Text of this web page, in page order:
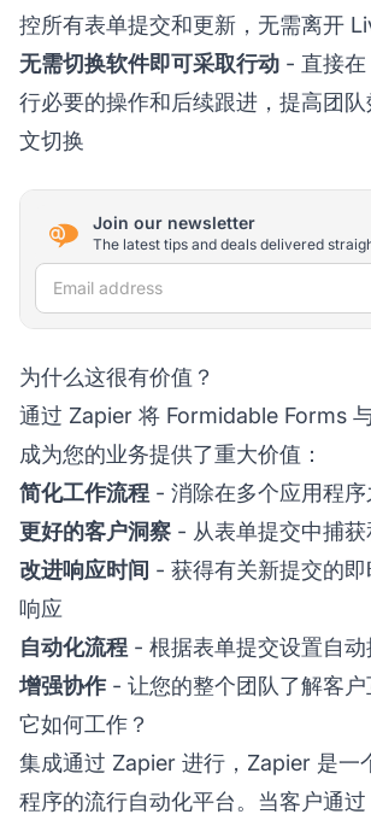
控所有表单提交和更新，无需离开
无需切换软件即可采取行动 - 直接在
行必要的操作和后续跟进，提高团
文切换
Join our newsletter
The latest tips and deals delivered
Email address
为什么这很有价值？
通过 Zapier 将 Formidable Forms
成为您的业务提供了重大价值：
简化工作流程 - 消除在多个应用程
更好的客户洞察 - 从表单提交中捕
改进响应时间 - 获得有关新提交的
响应
自动化流程 - 根据表单提交设置自动
增强协作- 让您的整个团队了解客户
它如何工作？
集成通过 Zapier 进行，Zapier 是一
程序的流行自动化平台。当客户通